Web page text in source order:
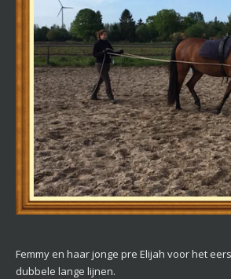
Femmy en haar jonge pre Elijah voor het
dubbele lange lijnen.